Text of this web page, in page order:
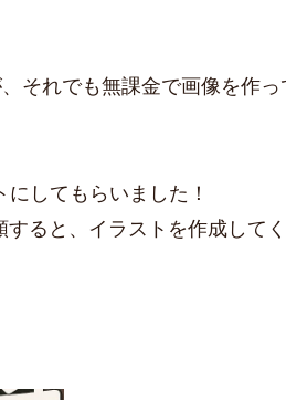
それでも無課金で画像を作っ
してもらいました！
ると、イラストを作成してく